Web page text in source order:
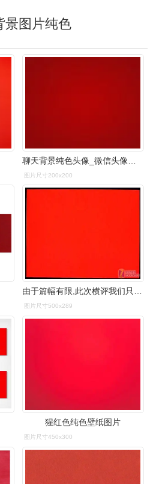
景图片纯色
图片尺寸200x200
由于篇幅有限,此次横评我们只选用了红色进行对比,纯色测试主要针对
图片尺寸500x289
猩红色纯色壁纸图片
图片尺寸450x300